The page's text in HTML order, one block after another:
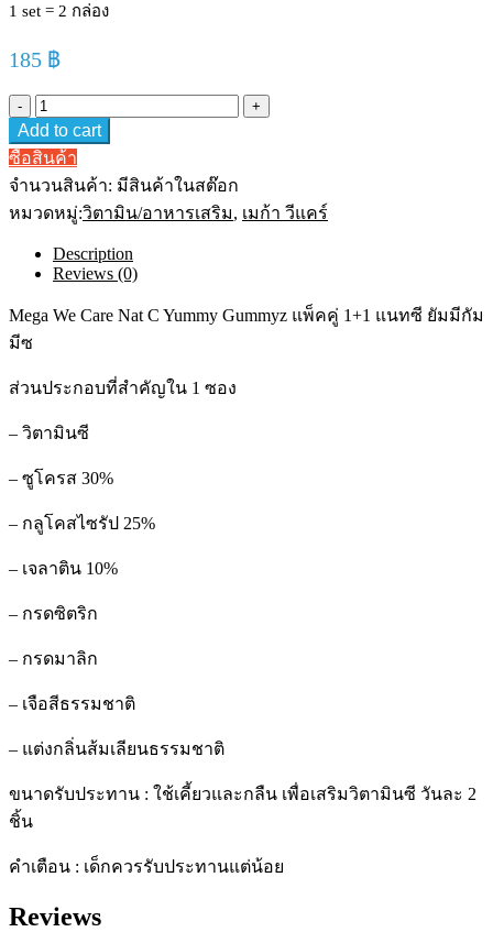
1 set = 2 กล่อง
185 ฿
Mega
We
Care
Nat
C
Yummy
Gummyz
คู่
1+1!!!
2
วี
ซี
มี
มีซ
คู่
quantity
Add to cart
ซื้อสินค้า
จำนวนสินค้า: มีสินค้าในสต๊อก
หมวดหมู่:วิตามิน/อาหารเสริม, เมก้า วีแคร์
Description
Reviews (0)
Mega We Care Nat C Yummy Gummyz แพ็คคู่ 1+1 แนทซี ยัมมีกัม
มีซ
ส่วนประกอบที่สำคัญใน 1 ซอง
– วิตามินซี
– ซูโครส 30%
– กลูโคสไซรัป 25%
– เจลาติน 10%
– กรดซิตริก
– กรดมาลิก
– เจือสีธรรมชาติ
– แต่งกลิ่นส้มเลียนธรรมชาติ
ขนาดรับประทาน : ใช้เคี้ยวและกลืน เพื่อเสริมวิตามินซี วันละ 2
ชิ้น
คำเตือน : เด็กควรรับประทานแต่น้อย
Reviews